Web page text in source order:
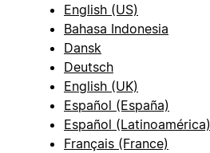
English (US)
Bahasa Indonesia
Dansk
Deutsch
English (UK)
Español (España)
Español (Latinoamérica)
Français (France)